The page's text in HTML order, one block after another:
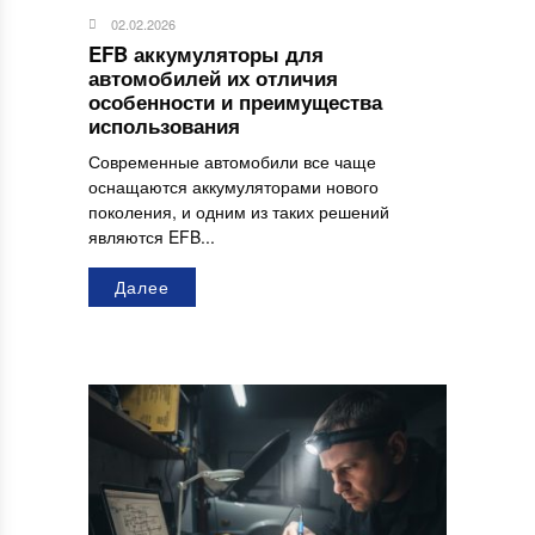
02.02.2026
EFB аккумуляторы для
автомобилей их отличия
особенности и преимущества
использования
Современные автомобили все чаще
оснащаются аккумуляторами нового
поколения, и одним из таких решений
являются EFB...
Далее